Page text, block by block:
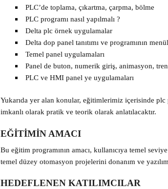
PLC’de toplama, çıkartma, çarpma, bölme
PLC programı nasıl yapılmalı ?
Delta plc örnek uygulamalar
Delta dop panel tanıtımı ve programının
Temel panel uygulamaları
Panel de buton, numerik giriş, animasyon,
PLC ve HMI panel ye uygulamaları
Yukarıda yer alan konular, eğitimlerimiz içerisinde
imkanlı olarak pratik ve teorik olarak anlatılacaktır.
EĞİTİMİN AMACI
Bu eğitim programının amacı, kullanıcıya temel
temel düzey otomasyon projelerini donanım ve
HEDEFLENEN KATILIMCILAR